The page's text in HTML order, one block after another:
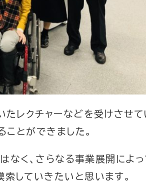
レクチャーなどを受けさせて
とができました。
く、さらなる事業展開によっ
していきたいと思います。